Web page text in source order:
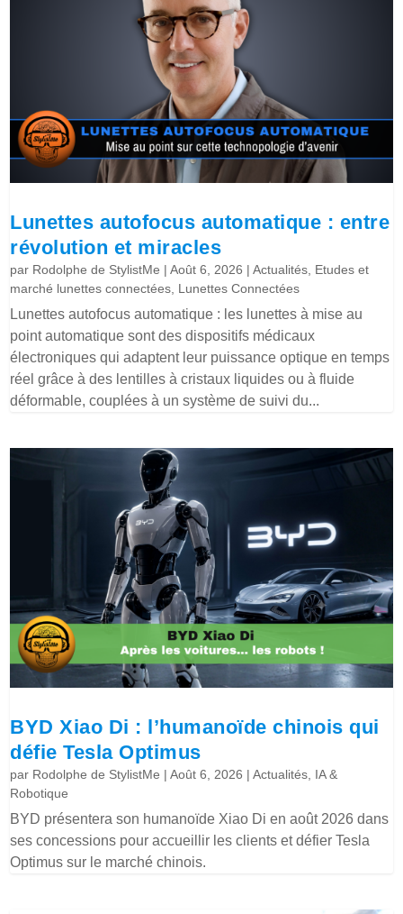
Lunettes autofocus automatique : entre
révolution et miracles
par Rodolphe de StylistMe |Août 6, 2026 |Actualités Etudes et
marché lunettes connectées Lunettes Connectées
Lunettes autofocus automatique : les lunettes à mise au
point automatique sont des dispositifs médicaux
électroniques qui adaptent leur puissance optique en temps
réel grâce à des lentilles à cristaux liquides ou à fluide
déformable, couplées à un système de suivi du...
BYD Xiao Di : l’humanoïde chinois qui
défie Tesla Optimus
par Rodolphe de StylistMe |Août 6, 2026 |Actualités IA &
Robotique
BYD présentera son humanoïde Xiao Di en août 2026 dans
ses concessions pour accueillir les clients et défier Tesla
Optimus sur le marché chinois.